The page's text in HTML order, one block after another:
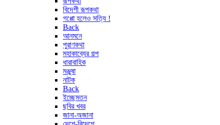
বিদেশী রূপকথা
গপ্পো হলেও সত্যি !
Back
আনমনে
পুরাণকথা
মহাকাব্যের গল্প
ধারাবাহিক
মঞ্জুষা
নাটক
Back
ইচ্ছেমতন
ছবির খবর
জানা-অজানা